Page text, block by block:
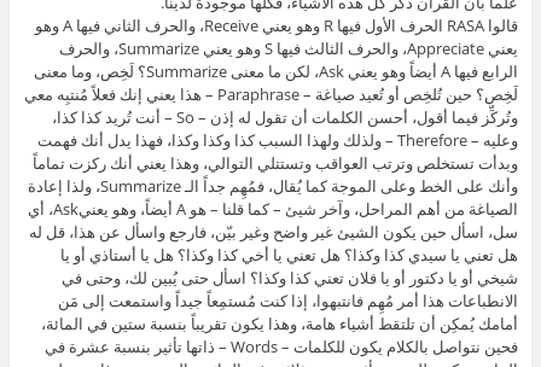
قالوا RASA الحرف الأول فيها R وهو يعني Receive، والحرف الثاني فيها A وهو
يعني Appreciate، والحرف الثالث فيها S وهو يعني Summarize، والحرف
الرابع فيها A أيضاً وهو يعني Ask، لكن ما معنى Summarize؟ لَخِص، وما معنى
لَخِص؟ حين تُلخِص أو تُعيد صياغة – Paraphrase – هذا يعني إنك فعلاً مُنتبِه معي
وتُركِّز فيما أقول، أحسن الكلمات أن تقول له إذن – So – أنت تُريد كذا كذا،
وعليه – Therefore – ولذلك ولهذا السبب كذا وكذا وكذا، فهذا يدل أنك فهمت
وبدأت تستخلص وترتب العواقب وتستتلي التوالي، وهذا يعني أنك ركزت تماماً
وأنك على الخط وعلى الموجة كما يُقال، فمُهِم جداً الـ Summarize، ولذا إعادة
الصياغة من أهم المراحل، وآخر شيئ – كما قلنا – هو A أيضاً، وهو يعنيAsk، أي
سل، اسأل حين يكون الشيئ غير واضح وغير بيّن، فارجع واسأل عن هذا، قل له
هل تعني يا سيدي كذا وكذا؟ هل تعني يا أخي كذا وكذا؟ هل يا أستاذي أو يا
شيخي أو يا دكتور أو يا فلان تعني كذا وكذا؟ اسأل حتى يُبين لك، وحتى في
الانطباعات هذا أمر مُهِم فانتبهوا، إذا كنت مُستمِعاً جيداً واستمعت إلى مَن
أمامك يُمكِن أن تلتقط أشياء هامة، وهذا يكون تقريباً بنسبة ستين في المائة،
فحين نتواصل بالكلام يكون للكلمات – Words – ذاتها تأثير بنسبة عشرة في